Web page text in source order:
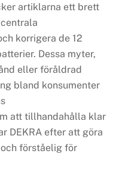
artiklarna ett brett
korrigera de 12
Dessa myter,
eller föråldrad
bland konsumenter
att tillhandahålla klar
DEKRA efter att göra
förståelig för